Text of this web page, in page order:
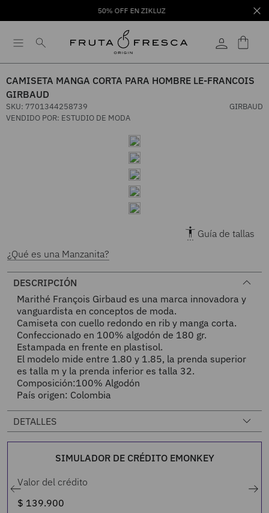
50% OFF EN ZIKLUZ
CAMISETA MANGA CORTA PARA HOMBRE LE-FRANCOIS
GIRBAUD
SKU: 7701344258739
GIRBAUD
VENDIDO POR: ESTUDIO DE MODA
Guía de tallas
¿Qué es una Manzanita?
DESCRIPCIÓN
Marithé François Girbaud es una marca innovadora y
vanguardista en conceptos de moda.
Camiseta con cuello redondo en rib y manga corta.
Confeccionado en 100% algodón de 180 gr.
Estampada en frente en plastisol.
El modelo mide entre 1.80 y 1.85, la prenda superior
es talla m y la prenda inferior es talla 32.
Composición:100% Algodón
País origen: Colombia
DETALLES
SIMULADOR DE CRÉDITO EMONKEY
Valor del crédito